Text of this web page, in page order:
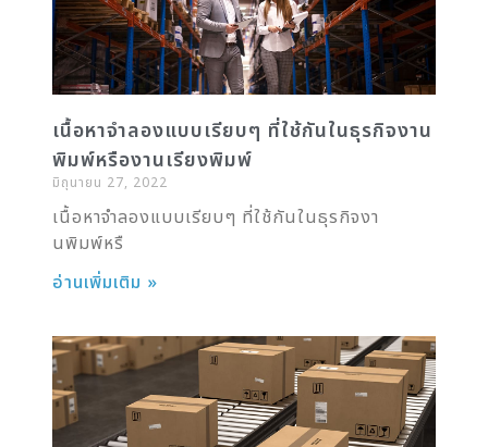
เนื้อหาจำลองแบบเรียบๆ ที่ใช้กันในธุรกิจงาน
พิมพ์หรืองานเรียงพิมพ์
มิถุนายน 27, 2022
เนื้อหาจำลองแบบเรียบๆ ที่ใช้กันในธุรกิจงา
นพิมพ์หรื
อ่านเพิ่มเติม »